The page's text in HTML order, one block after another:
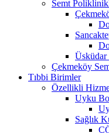
Semt
Çekmeköy
Tıbbi Birimler
Özellikli
Uyku
Sağlık